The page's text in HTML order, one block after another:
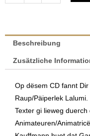
Paulette
Kauffmann
Luc
Marteling
Menge
Beschreibung
Zusätzliche
Op dësem CD fannt
Raup/Päiperlek
Texter gi lieweg duerch
Animateuren/